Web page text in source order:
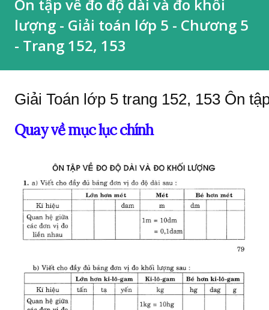
Ôn tập về đo độ dài và đo khối
lượng - Giải toán lớp 5 - Chương 5
- Trang 152, 153
Giải Toán lớp 5 trang 152, 153 Ôn
Quay về mục lục chính